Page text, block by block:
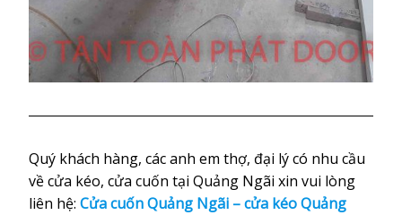
Quý khách hàng, các anh em thợ, đại lý có nhu cầu
về cửa kéo, cửa cuốn tại Quảng Ngãi xin vui lòng
liên hệ: Cửa cuốn Quảng Ngãi – cửa kéo Quảng